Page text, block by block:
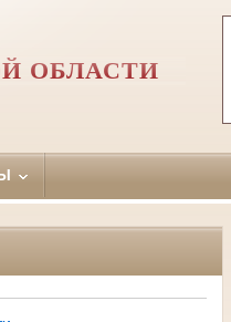
ОБЛАСТИ